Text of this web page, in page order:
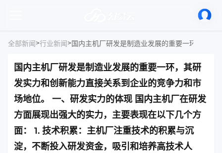
全部新闻>行业新闻>
国内主机厂研发是制造业发展的重要一环，其研
发实力和创新能力直接关系到企业的竞争力和市
场地位。 一、研发实力的体现 国内主机厂在研发
方面展现出强大的实力，主要表现在以下几个方
面： 1. 技术积累：主机厂注重技术的积累与沉
淀，不断投入研发资金，吸引和培养高技术人